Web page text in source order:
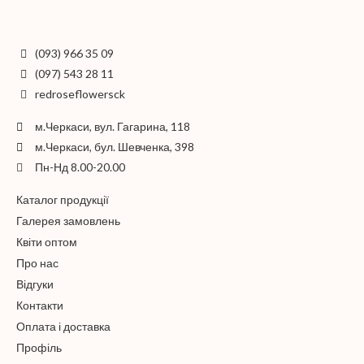
(093) 966 35 09
(097) 543 28 11
redroseflowersck
м.Черкаси, вул. Гагарина, 118
м.Черкаси, бул. Шевченка, 398
Пн-Нд 8.00-20.00
Каталог продукції
Галерея замовлень
Квіти оптом
Про нас
Відгуки
Контакти
Оплата і доставка
Профіль